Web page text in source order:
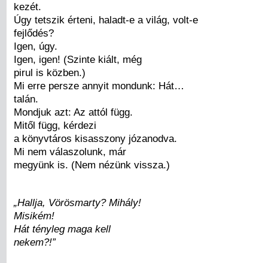
kezét.
Úgy tetszik érteni, haladt-e a világ, volt-e
fejlődés?
Igen, úgy.
Igen, igen! (Szinte kiált, még
pirul is közben.)
Mi erre persze annyit mondunk: Hát…
talán.
Mondjuk azt: Az attól függ.
Mitől függ, kérdezi
a könyvtáros kisasszony józanodva.
Mi nem válaszolunk, már
megyünk is. (Nem nézünk vissza.)
„Hallja, Vörösmarty? Mihály!
Misikém!
Hát tényleg maga kell
nekem?!”